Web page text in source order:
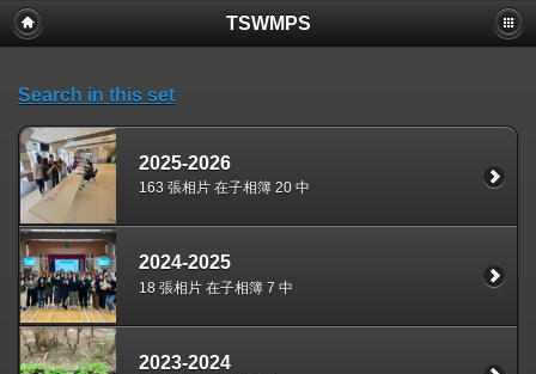
TSWMPS
Search in this set
2025-2026
163 張相片 在子相簿 20 中
2024-2025
18 張相片 在子相簿 7 中
2023-2024